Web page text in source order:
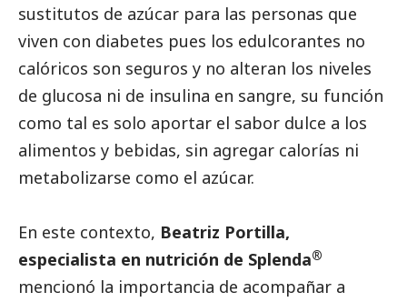
sustitutos de azúcar para las personas que
viven con diabetes pues los edulcorantes no
calóricos son seguros y no alteran los niveles
de glucosa ni de insulina en sangre, su función
como tal es solo aportar el sabor dulce a los
alimentos y bebidas, sin agregar ­­­­calorías ni
metabolizarse como el azúcar.
En este contexto, Beatriz Portilla,
especialista en nutrición de Splenda®
mencionó la importancia de acompañar a